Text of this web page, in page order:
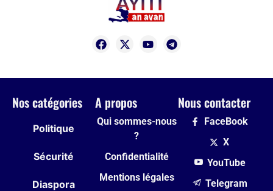
Nos catégories
Politique
Sécurité
Diaspora
A propos
Qui sommes-nous
?
Confidentialité
Mentions légales
Nous contacter
FaceBook
X
YouTube
Telegram